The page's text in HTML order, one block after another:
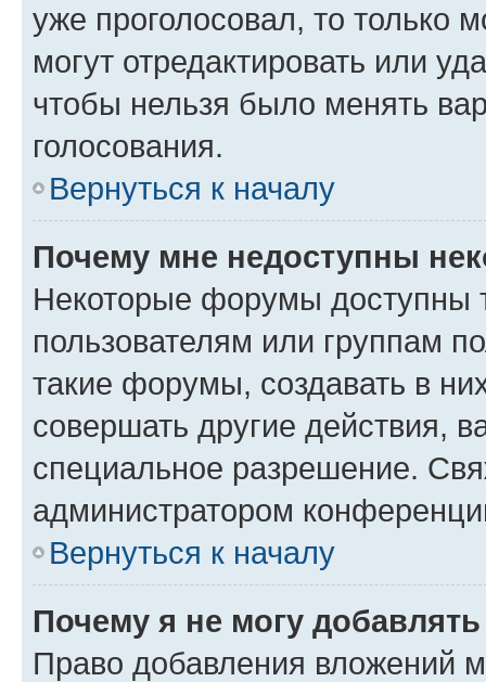
уже проголосовал, то только
могут отредактировать или
чтобы нельзя было менять
голосования.
Вернуться к началу
Почему мне недоступны
Некоторые форумы доступны
пользователям или группам
такие форумы, создавать в
совершать другие действия,
специальное разрешение.
администратором
Вернуться к началу
Почему я не могу
Право добавления вложений